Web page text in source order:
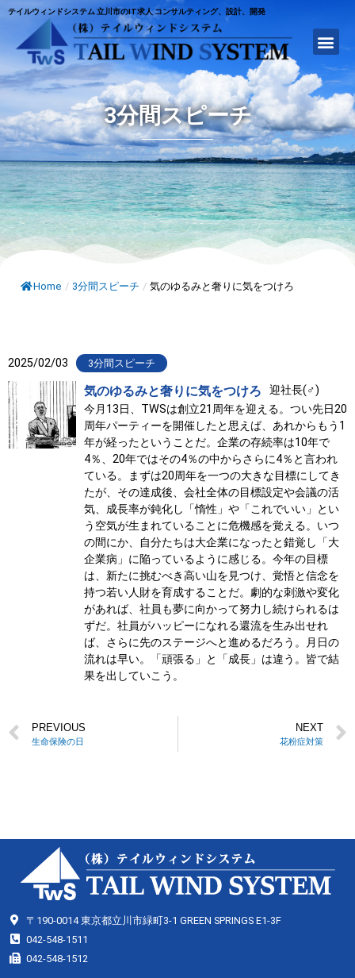
テイルウィンドシステム 立川市のIT求人 コンサルティング、設計、開発
3分間スピーチ
Home / 3分間スピーチ / 気のゆるみと奢りに気をつけろ
2025/02/03 3分間スピーチ
気のゆるみと奢りに気をつけろ
迎社長(♂)
今月13日、TWSは創立21周年を迎える。つい先日20
周年パーティーを開催したと思えば、あれからもう1
年が経ったということだ。企業の存続率は10年で
4％、20年ではその4％の中からさらに4％と言われ
ている。まずは20周年を一つの大きな目標にしてき
たが、その達成後、会社全体の目標設定や会議の活
気、成長率が鈍化し「惰性」や「これでいい」とい
う空気が生まれていることに危機感を覚える。いつ
の間にか、自分たちは大企業になったと錯覚し「大
企業病」に陥っているように感じる。今年の目標
は、新たに挑むべき高い山を見つけ、覚悟と信念を
持つ若い人財を育成することだ。劇的な刺激や変化
があれば、社員も夢に向かって努力し続けられるは
ずだ。社員がハッピーになれる還流を生み出せれ
ば、さらに先のステージへと進めるだろう。月日の
流れは早い。「頑張る」と「成長」は違う。皆で結
果を出していこう。
PREVIOUS
生命保険の日
NEXT
花粉症対策
〒190-0014 東京都立川市緑町3-1 GREEN SPRINGS E1-3F
042-548-1511
042-548-1512